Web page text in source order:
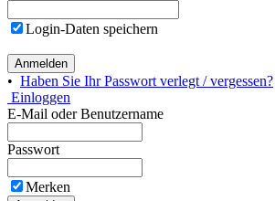
Login-Daten speichern
Anmelden
• Haben Sie Ihr Passwort verlegt / vergessen?
Einloggen
E-Mail oder Benutzername
Passwort
Merken